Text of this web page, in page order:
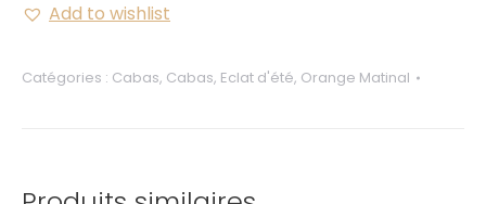
Linconu
d'Été
Add to wishlist
Catégories : Cabas, Cabas, Eclat d'été, Orange Matinal